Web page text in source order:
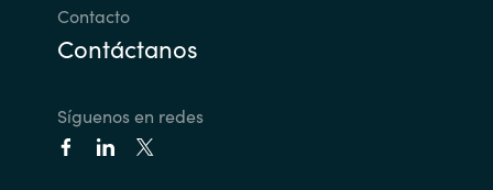
Contacto
Contáctanos
Síguenos en redes